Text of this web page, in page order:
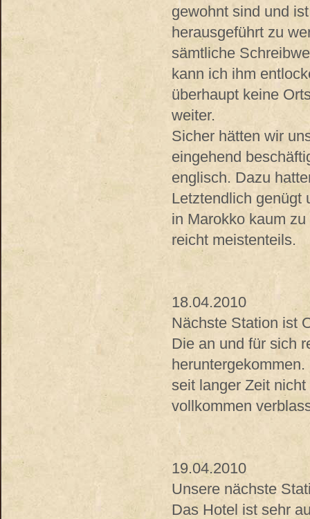
gewohnt sind und
herausgeführt zu
sämtliche
kann ich ihm
überhaupt keine
weiter.
Sicher hätten wir
eingehend
englisch. Dazu
Letztendlich genügt
in Marokko kaum
reicht meistenteils.
18.04.2010
Nächste Station ist
Die an und für sich
seit langer Zeit
vollkommen
19.04.2010
Unsere nächste
Das Hotel ist sehr